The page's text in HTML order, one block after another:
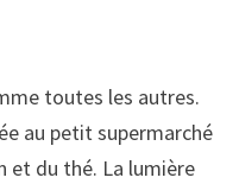
toutes les autres.
au petit supermarché
et du thé. La lumière